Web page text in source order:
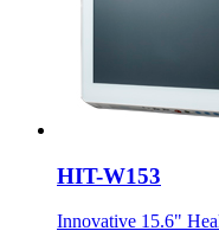
HIT-W153
Innovative 15.6"